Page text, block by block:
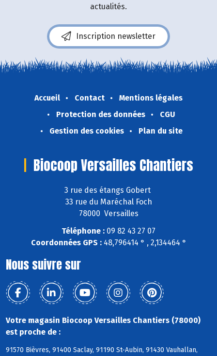
actualités.
Inscription newsletter
Accueil Contact
Mentions légales
Protection des données
CGU
Gestion des cookies
Plan du site
Biocoop Versailles Chantiers
3 rue des étangs Gobert
33 rue du Maréchal Foch
78000 Versailles
Téléphone : 09 82 43 27 07
Coordonnées GPS :48,796414 ° , 2,134464 °
Nous suivre sur
Votre magasin Biocoop Versailles Chantiers (78000)
est proche de :
91570 Bièvres, 91400 Saclay, 91190 St-Aubin, 91430 Vauhallan,